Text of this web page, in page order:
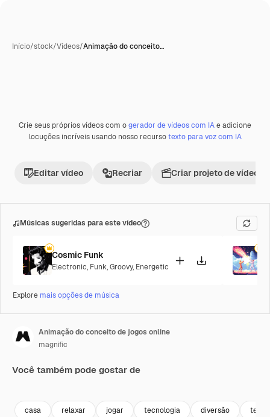
Início/stock/Vídeos/Animação do conceito…
Crie seus próprios vídeos com ogerador de vídeos com IAe adicione
locuções incríveis usando nosso recursotexto para voz com IA
Editar vídeo Recriar Criar projeto de vídeo
Músicas sugeridas para este vídeo
Cosmic Funk
Electronic, Funk,Groovy, Energetic
Explore mais opções de música
Animação do conceito de jogos online
magnific
Você também pode gostar de
casa relaxar jogar tecnologia diversão tech